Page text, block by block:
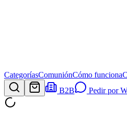
CategoríasComuniónCómo funciona
B2B
Pedir por